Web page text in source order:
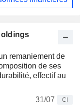
remaniement de
de ses
effectif au
31/07
CI